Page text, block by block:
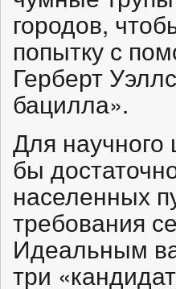
городов,
попытку с
Герберт
бацилла».
Для научного
бы
населенных
требования
Идеальным
три